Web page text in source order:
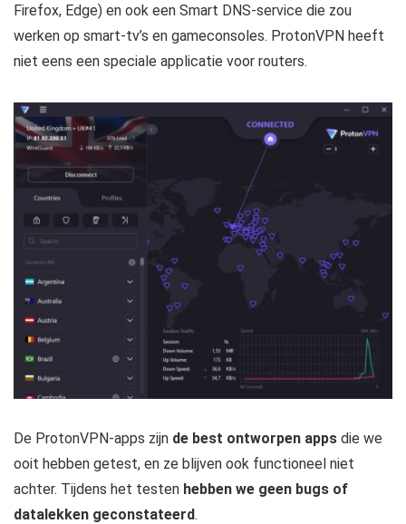
Firefox, Edge) en ook een Smart DNS-service die zou
werken op smart-tv’s en gameconsoles. ProtonVPN heeft
niet eens een speciale applicatie voor routers.
De ProtonVPN-apps zijn de best ontworpen apps die we
ooit hebben getest, en ze blijven ook functioneel niet
achter. Tijdens het testen hebben we geen bugs of
datalekken geconstateerd.